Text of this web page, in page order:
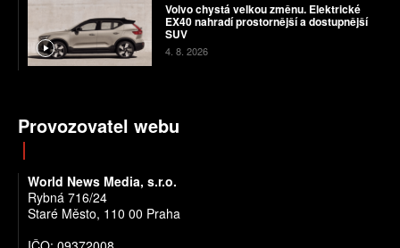
Volvo chystá velkou změnu. Elektrické
EX40 nahradí prostornější a dostupnější
SUV
4. 8. 2026
Provozovatel webu
World News Media, s.r.o.
Rybná 716/24
Staré Město, 110 00 Praha